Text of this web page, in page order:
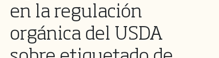
en la regulación
orgánica del USDA